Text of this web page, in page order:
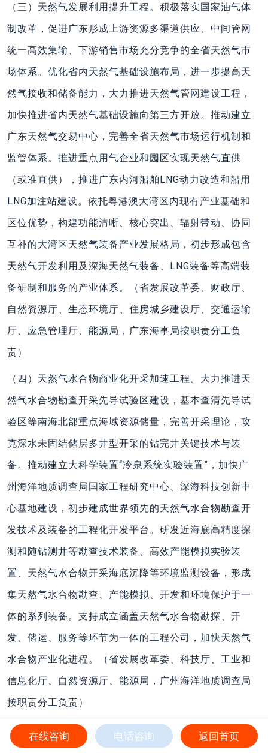
（三）天然气发展利用提升工程。积极落实国家油气体
制改革，促进广东形成上游资源多渠道供应、中间管网
统一高效集输、下游销售市场充分竞争的全省天然气市
场体系。优化省内天然气基础设施布局，进一步提高天
然气接收和储备能力，大力推进天然气管网建设工程，
加快推进省内天然气基础设施向第三方开放。推动建立
广东天然气交易中心，完善全省天然气市场运行机制和
监管体系。推进重点用气企业和园区实现天然气直供
（或准直供），推进广东内河船舶LNG动力改造和船用
LNG加注站建设。依托粤港澳大湾区内现有产业基础和
区位优势，构建功能清晰、核心突出、辐射带动、协同
互补的大湾区天然气装备产业发展格局，初步形成包含
天然气开发利用及深海天然气装备、LNG装备等高端装
备研制和服务的产业体系。（省发展改革委、财政厅、
自然资源厅、生态环境厅、住房城乡建设厅、交通运输
厅、应急管理厅、能源局，广东海事局按职责分工负
责）
（四）天然气水合物商业化开采加速工程。大力推进天
然气水合物勘查开采先导试验区建设，基本查清先导试
验区等南海北部重点海域资源储量，完善开采理论，攻
克深水未固结储层多井型开采的钻完井关键技术与装
备。推动建立大科学装置“冷泉系统实验装置”，加快广
州海洋地质调查局国家工程研究中心、深海科技创新中
心基地建设，初步建成世界领先的天然气水合物勘查开
发技术及装备的工程化开发平台。研发近海底高精度探
测和随钻测井等勘查技术装备、高效产能模拟实验装
置、天然气水合物开采海底沉降等环境监测设备，形成
集天然气水合物勘查、产能模拟、开发和环境保护于一
体的系列装备。支持成立涵盖天然气水合物勘探、开
发、储运、服务等环节为一体的工程公司，加快天然气
水合物产业化进程。（省发展改革委、科技厅、工业和
信息化厅、自然资源厅、能源局，广州海洋地质调查局
按职责分工负责）
（五）太阳能产业壮大工程。推进千万千瓦级光伏发电
平价上网项目建设，拓展分布式光伏发电应用，大力推
在线咨询 电话咨询 返回首页